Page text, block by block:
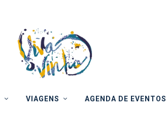
VIAGENS AGENDA DE EVENTOS